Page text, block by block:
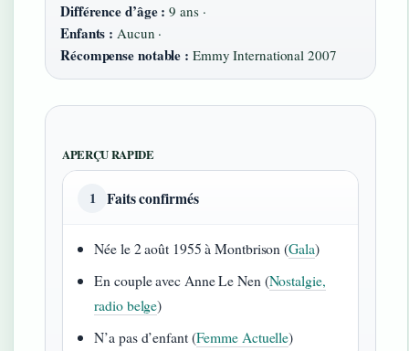
Différence d’âge : 9 ans ·
Enfants : Aucun ·
Récompense notable : Emmy International 2007
APERÇU RAPIDE
1 Faits confirmés
Née le 2 août 1955 à Montbrison (Gala)
En couple avec Anne Le Nen (Nostalgie,
radio belge)
N’a pas d’enfant (Femme Actuelle)